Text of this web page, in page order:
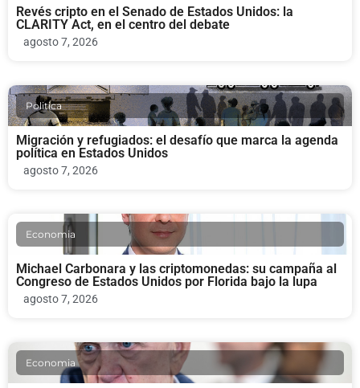
Revés cripto en el Senado de Estados Unidos: la
CLARITY Act, en el centro del debate
agosto 7, 2026
Politica
Migración y refugiados: el desafío que marca la agenda
política en Estados Unidos
agosto 7, 2026
Economia
Michael Carbonara y las criptomonedas: su campaña al
Congreso de Estados Unidos por Florida bajo la lupa
agosto 7, 2026
Economia